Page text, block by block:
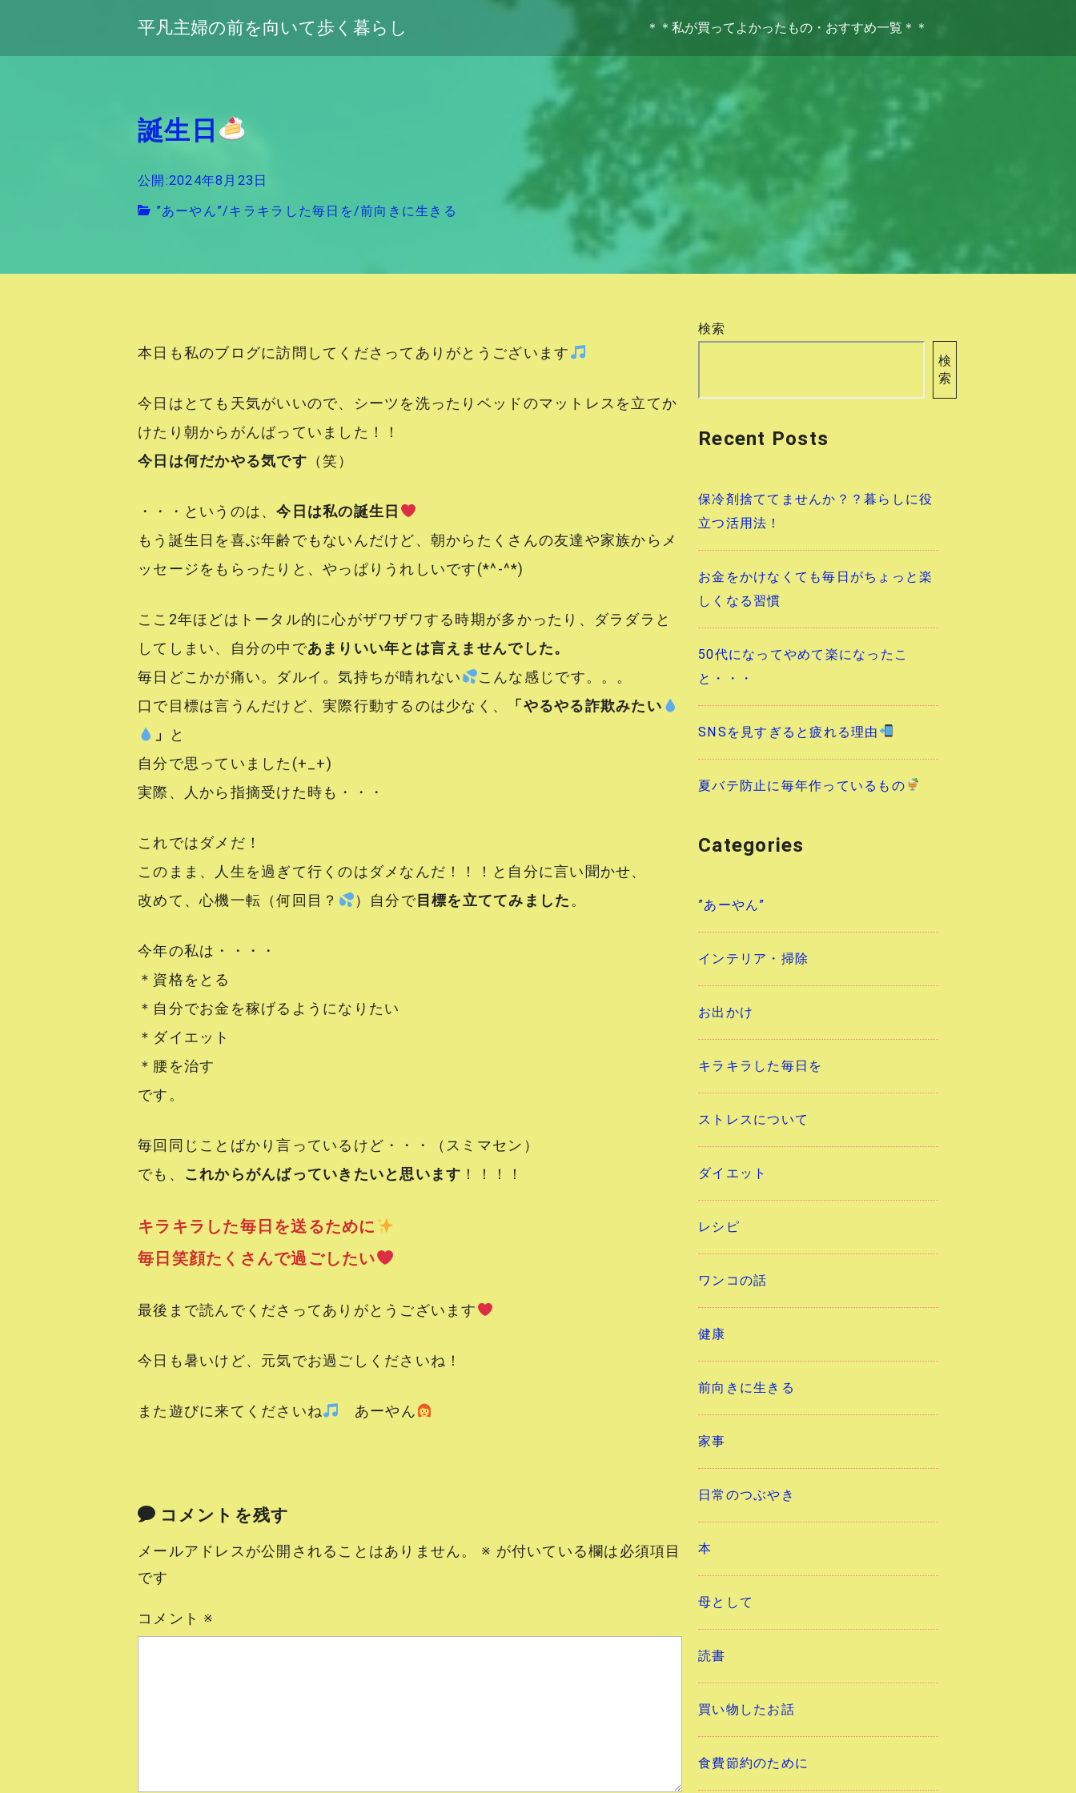
平凡主婦の前を向いて歩く暮らし ＊＊私が買ってよかったもの・おすすめ一覧＊＊
誕生日
公開:2024年8月23日
”あーやん”/キラキラした毎日を/前向きに生きる
本日も私のブログに訪問してくださってありがとうございます
今日はとても天気がいいので、シーツを洗ったりベッドのマットレスを立てか
けたり朝からがんばっていました！！
今日は何だかやる気です （笑）
・・・というのは、今日は私の誕生日
もう誕生日を喜ぶ年齢でもないんだけど、朝からたくさんの友達や家族からメ
ッセージをもらったりと、やっぱりうれしいです(*^-^*)
ここ2年ほどはトータル的に心がザワザワする時期が多かったり、ダラダラと
してしまい、自分の中であまりいい年とは言えませんでした。
毎日どこかが痛い。ダルイ。気持ちが晴れない
こんな感じです。。。
口で目標は言うんだけど、実際行動するのは少なく、
「やるやる詐欺みたい
」
と
自分で思っていました(+_+)
実際、人から指摘受けた時も・・・
これではダメだ！
このまま、人生を過ぎて行くのはダメなんだ！！！と自分に言い聞かせ、
改めて、心機一転（何回目？
）自分で目標を立ててみました。
今年の私は・・・・
＊資格をとる
＊自分でお金を稼げるようになりたい
＊ダイエット
＊腰を治す
です。
毎回同じことばかり言っているけど・・・（スミマセン）
でも、
これからがんばっていきたいと思います ！！！！
キラキラした毎日を送るために
毎日笑顔たくさんで過ごしたい
最後まで読んでくださってありがとうございます
今日も暑いけど、元気でお過ごしくださいね！
また遊びに来てくださいね あーやん
コメントを残す
メールアドレスが公開されることはありません。 ※ が付いている欄は必須項目
です
コメント ※
検索
検
索
Recent Posts
保冷剤捨ててませんか？？暮らしに役
立つ活用法！
お金をかけなくても毎日がちょっと楽
しくなる習慣
50代になってやめて楽になったこ
と・・・
SNSを見すぎると疲れる理由
夏バテ防止に毎年作っているもの
Categories
”あーやん”
インテリア・掃除
お出かけ
キラキラした毎日を
ストレスについて
ダイエット
レシピ
ワンコの話
健康
前向きに生きる
家事
日常のつぶやき
本
母として
読書
買い物したお話
食費節約のために